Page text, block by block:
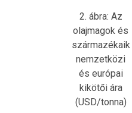
2. ábra: Az
olajmagok és
származékaik
nemzetközi
és európai
kikötői ára
(USD/tonna)